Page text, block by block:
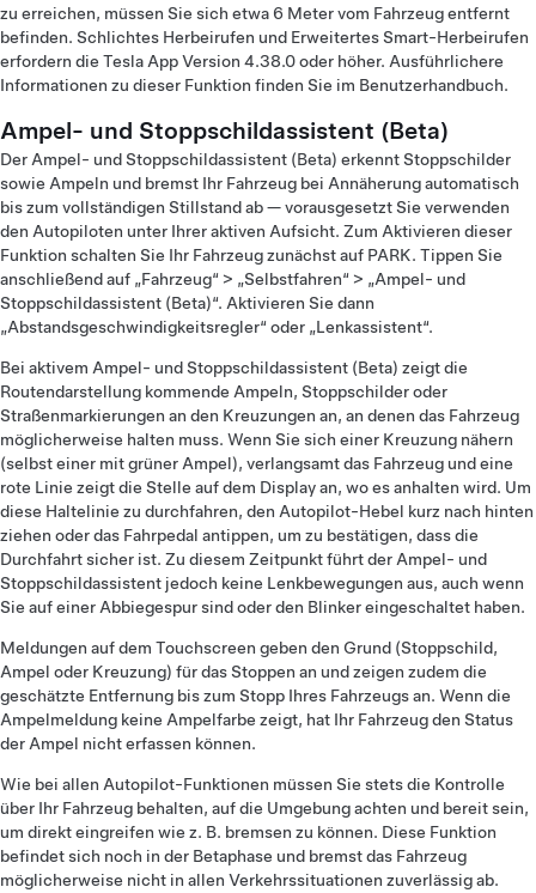
zu erreichen, müssen Sie sich etwa 6 Meter vom Fahrzeug entfernt
befinden. Schlichtes Herbeirufen und Erweitertes Smart-Herbeirufen
erfordern die Tesla App Version 4.38.0 oder höher. Ausführlichere
Informationen zu dieser Funktion finden Sie im Benutzerhandbuch.
Ampel- und Stoppschildassistent (Beta)
Der Ampel- und Stoppschildassistent (Beta) erkennt Stoppschilder
sowie Ampeln und bremst Ihr Fahrzeug bei Annäherung automatisch
bis zum vollständigen Stillstand ab — vorausgesetzt Sie verwenden
den Autopiloten unter Ihrer aktiven Aufsicht. Zum Aktivieren dieser
Funktion schalten Sie Ihr Fahrzeug zunächst auf PARK. Tippen Sie
anschließend auf „Fahrzeug“ > „Selbstfahren“ > „Ampel- und
Stoppschildassistent (Beta)“. Aktivieren Sie dann
„Abstandsgeschwindigkeitsregler“ oder „Lenkassistent“.
Bei aktivem Ampel- und Stoppschildassistent (Beta) zeigt die
Routendarstellung kommende Ampeln, Stoppschilder oder
Straßenmarkierungen an den Kreuzungen an, an denen das Fahrzeug
möglicherweise halten muss. Wenn Sie sich einer Kreuzung nähern
(selbst einer mit grüner Ampel), verlangsamt das Fahrzeug und eine
rote Linie zeigt die Stelle auf dem Display an, wo es anhalten wird. Um
diese Haltelinie zu durchfahren, den Autopilot-Hebel kurz nach hinten
ziehen oder das Fahrpedal antippen, um zu bestätigen, dass die
Durchfahrt sicher ist. Zu diesem Zeitpunkt führt der Ampel- und
Stoppschildassistent jedoch keine Lenkbewegungen aus, auch wenn
Sie auf einer Abbiegespur sind oder den Blinker eingeschaltet haben.
Meldungen auf dem Touchscreen geben den Grund (Stoppschild,
Ampel oder Kreuzung) für das Stoppen an und zeigen zudem die
geschätzte Entfernung bis zum Stopp Ihres Fahrzeugs an. Wenn die
Ampelmeldung keine Ampelfarbe zeigt, hat Ihr Fahrzeug den Status
der Ampel nicht erfassen können.
Wie bei allen Autopilot-Funktionen müssen Sie stets die Kontrolle
über Ihr Fahrzeug behalten, auf die Umgebung achten und bereit sein,
um direkt eingreifen wie z. B. bremsen zu können. Diese Funktion
befindet sich noch in der Betaphase und bremst das Fahrzeug
möglicherweise nicht in allen Verkehrssituationen zuverlässig ab.